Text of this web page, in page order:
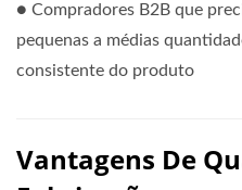
● Compradores B2B que
pequenas a médias
consistente do produto
Vantagens De